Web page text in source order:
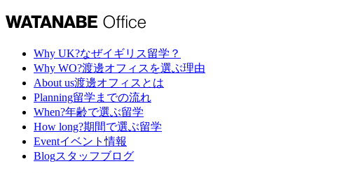
Why UK?なぜイギリス留学？
Why WO?渡邊オフィスを選ぶ理由
About us渡邊オフィスとは
Planning留学までの流れ
When?年齢で選ぶ留学
How long?期間で選ぶ留学
Eventイベント情報
Blogスタッフブログ